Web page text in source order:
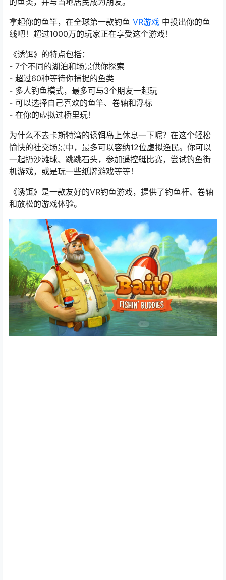
拿起你的鱼竿，在全球第一款钓鱼 VR游戏 中投出你的鱼
线吧！超过1000万的玩家正在享受这个游戏！
《诱饵》的特点包括：
- 7个不同的湖泊和场景供你探索
- 超过60种等待你捕捉的鱼类
- 多人钓鱼模式，最多可与3个朋友一起玩
- 可以选择自己喜欢的鱼竿、卷轴和浮标
- 在你的虚拟过桥里玩！
为什么不去卡斯特湾的诱饵岛上休息一下呢？在这个轻松
愉快的社交场景中，最多可以容纳12位虚拟渔民。你可以
一起扔沙滩球、跳跳石头，参加遥控艇比赛，尝试钓鱼街
机游戏，或是玩一些纸牌游戏等等！
《诱饵》是一款友好的VR钓鱼游戏，提供了钓鱼杆、卷轴
和放松的游戏体验。